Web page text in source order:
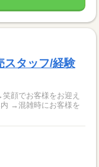
スタッフ/経験
顔でお客様をお迎え
→混雑時にお客様を